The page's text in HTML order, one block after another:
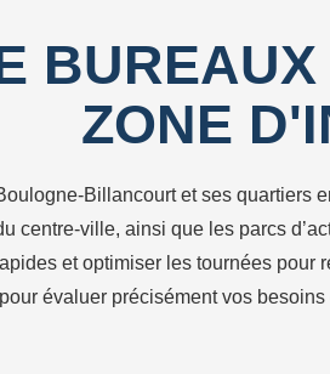
ZONE
Billancourt et ses
centre-ville, ainsi que les parcs
et optimiser les tournées
évaluer précisément vos